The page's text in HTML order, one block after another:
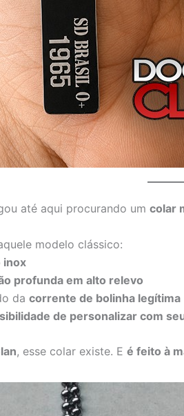
até aqui procurando um colar
modelo clássico:
inox
profunda em alto relevo
da corrente de bolinha legítima
de personalizar com
, esse colar existe. E é feito à